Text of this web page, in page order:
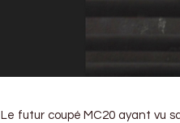
Le futur coupé MC20 ayant vu